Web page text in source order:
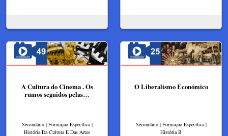
A Cultura do Cinema . Os
rumos seguidos pelas…
Secundário | Formação Específica |
História Da Cultura E Das Artes
O Liberalismo Económico
Secundário | Formação Específica |
História B